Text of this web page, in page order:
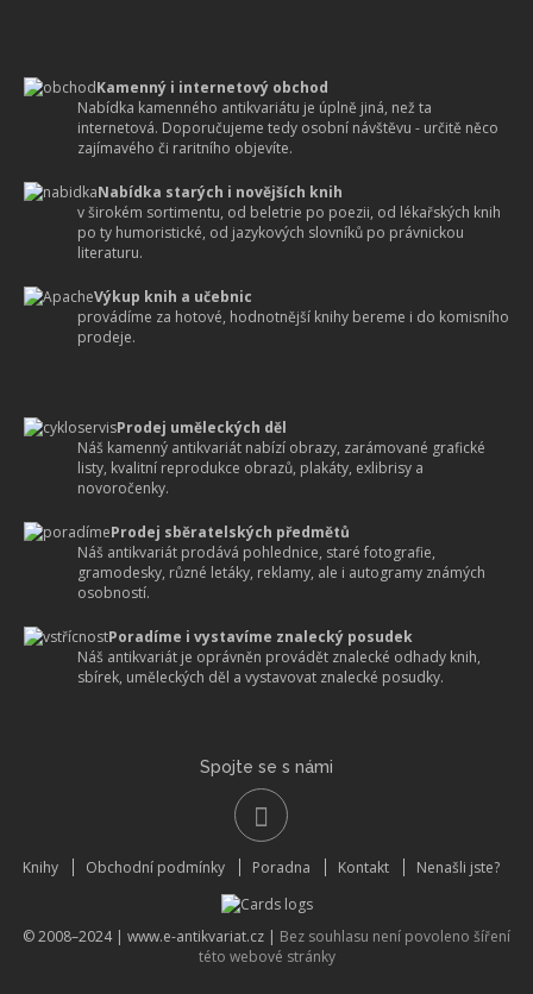
Kamenný i internetový obchod
Nabídka kamenného antikvariátu je úplně jiná, než ta
internetová. Doporučujeme tedy osobní návštěvu - určitě něco
zajímavého či raritního objevíte.
Nabídka starých i novějších knih
v širokém sortimentu, od beletrie po poezii, od lékařských knih
po ty humoristické, od jazykových slovníků po právnickou
literaturu.
Výkup knih a učebnic
provádíme za hotové, hodnotnější knihy bereme i do komisního
prodeje.
Prodej uměleckých děl
Náš kamenný antikvariát nabízí obrazy, zarámované grafické
listy, kvalitní reprodukce obrazů, plakáty, exlibrisy a
novoročenky.
Prodej sběratelských předmětů
Náš antikvariát prodává pohlednice, staré fotografie,
gramodesky, různé letáky, reklamy, ale i autogramy známých
osobností.
Poradíme i vystavíme znalecký posudek
Náš antikvariát je oprávněn provádět znalecké odhady knih,
sbírek, uměleckých děl a vystavovat znalecké posudky.
Spojte se s námi
Knihy Obchodní podmínky Poradna Kontakt Nenašli jste?
© 2008–2024 | www.e-antikvariat.cz | Bez souhlasu není povoleno šíření
této webové stránky